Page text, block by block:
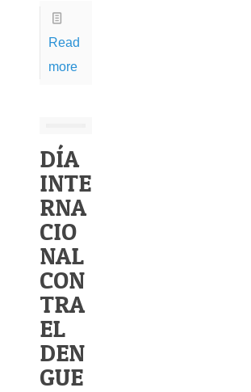
Read
more
DÍA
INTE
RNA
CIO
NAL
CON
TRA
EL
DEN
GUE